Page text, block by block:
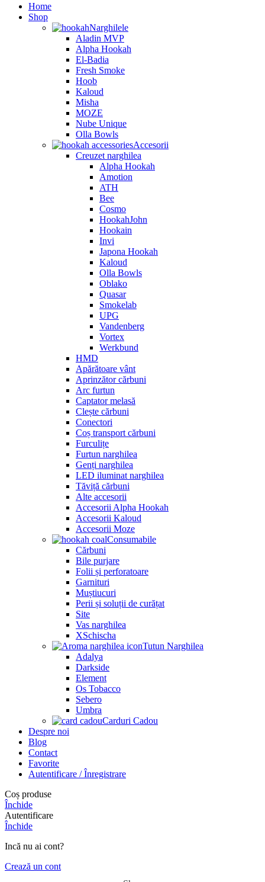
Home
Shop
Narghilele
Aladin MVP
Alpha Hookah
El-Badia
Fresh Smoke
Hoob
Kaloud
Misha
MOZE
Nube Unique
Olla Bowls
Accesorii
Creuzet narghilea
Alpha Hookah
Amotion
ATH
Bee
Cosmo
HookahJohn
Hookain
Invi
Japona Hookah
Kaloud
Olla Bowls
Oblako
Quasar
Smokelab
UPG
Vandenberg
Vortex
Werkbund
HMD
Apărătoare vânt
Aprinzător cărbuni
Arc furtun
Captator melasă
Clește cărbuni
Conectori
Coș transport cărbuni
Furculițe
Furtun narghilea
Genți narghilea
LED iluminat narghilea
Tăviță cărbuni
Alte accesorii
Accesorii Alpha Hookah
Accesorii Kaloud
Accesorii Moze
Consumabile
Cărbuni
Bile purjare
Folii și perforatoare
Garnituri
Muștiucuri
Perii și soluții de curățat
Site
Vas narghilea
XSchischa
Tutun Narghilea
Adalya
Darkside
Element
Os Tobacco
Sebero
Umbra
Carduri Cadou
Despre noi
Blog
Contact
Favorite
Autentificare / Înregistrare
Coș produse
Închide
Autentificare
Închide
Incă nu ai cont?
Crează un cont